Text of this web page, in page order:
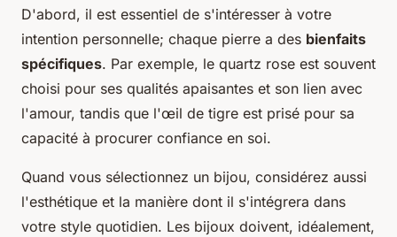
D'abord, il est essentiel de s'intéresser à votre
intention personnelle; chaque pierre a des bienfaits
spécifiques. Par exemple, le quartz rose est souvent
choisi pour ses qualités apaisantes et son lien avec
l'amour, tandis que l'œil de tigre est prisé pour sa
capacité à procurer confiance en soi.
Quand vous sélectionnez un bijou, considérez aussi
l'esthétique et la manière dont il s'intégrera dans
votre style quotidien. Les bijoux doivent, idéalement,